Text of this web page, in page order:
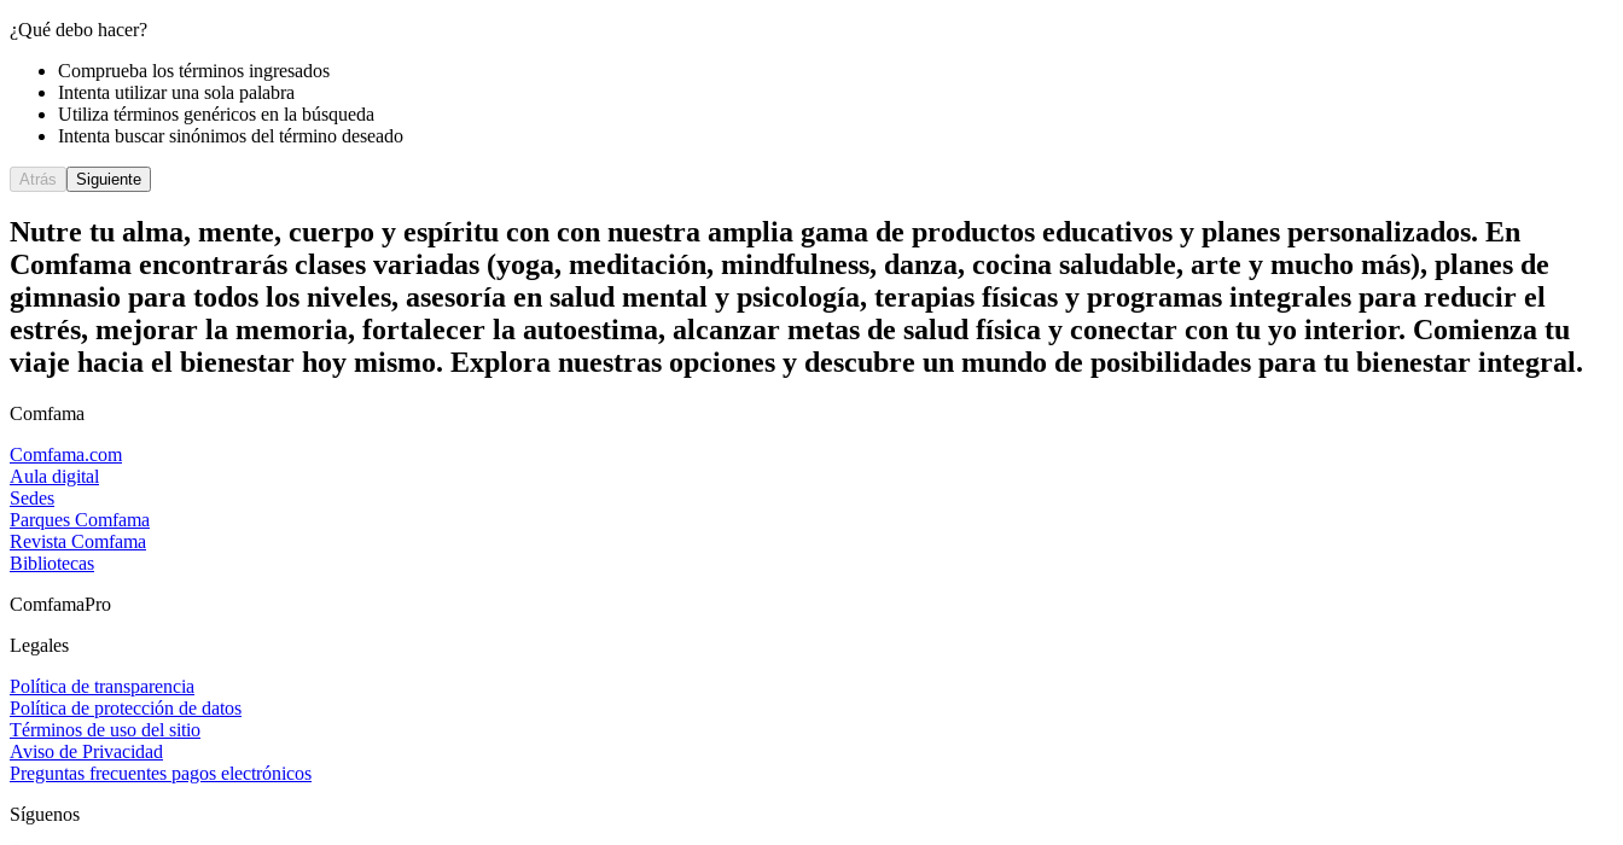
¿Qué debo hacer?
Comprueba los términos ingresados
Intenta utilizar una sola palabra
Utiliza términos genéricos en la búsqueda
Intenta buscar sinónimos del término deseado
Atrás Siguiente
Nutre tu alma, mente, cuerpo y espíritu con con nuestra amplia gama de productos educativos y planes personalizados. En
Comfama encontrarás clases variadas (yoga, meditación, mindfulness, danza, cocina saludable, arte y mucho más), planes de
gimnasio para todos los niveles, asesoría en salud mental y psicología, terapias físicas y programas integrales para reducir el
estrés, mejorar la memoria, fortalecer la autoestima, alcanzar metas de salud física y conectar con tu yo interior. Comienza tu
viaje hacia el bienestar hoy mismo. Explora nuestras opciones y descubre un mundo de posibilidades para tu bienestar integral.
Comfama
Comfama.com
Aula digital
Sedes
Parques Comfama
Revista Comfama
Bibliotecas
ComfamaPro
Legales
Política de transparencia
Política de protección de datos
Términos de uso del sitio
Aviso de Privacidad
Preguntas frecuentes pagos electrónicos
Síguenos